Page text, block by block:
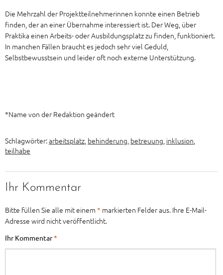
Die Mehrzahl der Projektteilnehmerinnen konnte einen Betrieb
finden, der an einer Übernahme interessiert ist. Der Weg, über
Praktika einen Arbeits- oder Ausbildungsplatz zu finden, funktioniert.
In manchen Fällen braucht es jedoch sehr viel Geduld,
Selbstbewusstsein und leider oft noch externe Unterstützung.
*Name von der Redaktion geändert
Schlagwörter:arbeitsplatz behinderung betreuung inklusion
teilhabe
Ihr Kommentar
Bitte füllen Sie alle mit einem * markierten Felder aus. Ihre E-Mail-
Adresse wird nicht veröffentlicht.
Ihr Kommentar*